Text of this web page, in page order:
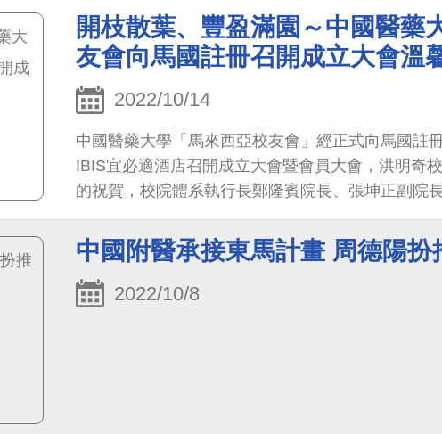
供您視訊上課的連結。
開枝散葉、豐盈滿園～中國醫藥
友會向馬國註冊召開成立大會溫
2022/10/14
中國醫藥大學「馬來西亞校友會」經正式向馬國註
IBIS宜必適酒店召開成立大會暨會員大會，洪明奇
的祝賀，校院體系執行長鄭隆賓院長、張坤正副院
誼，溫馨洋溢，期待馬國校友會能發揮校友與學校
友向心力，共同攜手開創卓越的未來！
中國附醫承接東馬計畫 周德陽扮
2022/10/8